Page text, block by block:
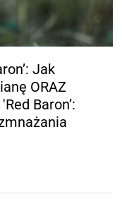
Jak
ORAZ
Baron’: